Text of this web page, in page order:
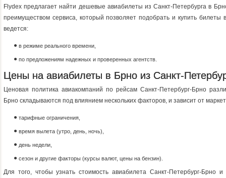
Flydex предлагает найти дешевые авиабилеты из Санкт-Петербурга в
преимуществом сервиса, который позволяет подобрать и купить
ведется:
в режиме реального времени,
по предложениям надежных и проверенных агентств.
Цены на авиабилеты в Брно из Санкт-
Ценовая политика авиакомпаний по рейсам Санкт-Петербург-Брно
Брно складываются под влиянием нескольких факторов, и зависит от
тарифные ограничения,
время вылета (утро, день, ночь),
день недели,
сезон и другие факторы (курсы валют, цены на бензин).
Для того, чтобы узнать стоимость авиабилета Санкт-Петербург-Брно